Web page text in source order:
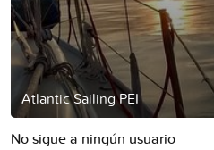
Atlantic Sailing PEI
No sigue a ningún usuario